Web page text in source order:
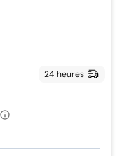
24 heures